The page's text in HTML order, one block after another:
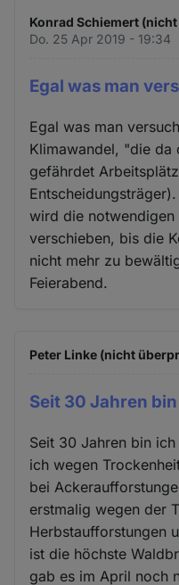
Konrad Schiemert
Do. 25 Apr 2019 - 19:34
Egal was man
Egal was man
Klimawandel, "die da
gefährdet
wird die notwendigen
verschieben, bis die
nicht mehr zu
Feierabend.
Peter Linke (nicht
Seit 30 Jahren
Seit 30 Jahren bin
ich wegen
bei
erstmalig wegen der
Herbstaufforstungen
ist die höchste
gab es im April noch